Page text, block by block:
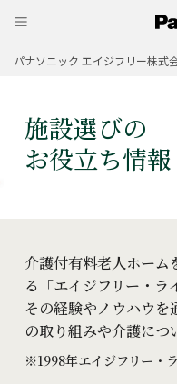
パナソニック エイジフリー株式
施設選びの
お役立ち情報
介護付有料老人ホーム
る「エイジフリー・ラ
その経験やノウハウを
の取り組みや介護につ
※1998年エイジフリー・